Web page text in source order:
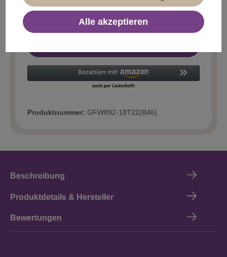
Produktnummer: GFW892-18T22(B46)
Beschreibung
Produktdetails & Hersteller
Bewertungen
Alle akzeptieren